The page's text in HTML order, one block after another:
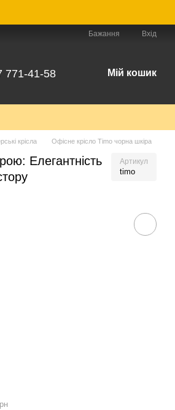
Бажання Вхід
771-41-58 Мій кошик
крісла Офісне крісло Timo чорна шкіра
Елегантність
Артикул
timo